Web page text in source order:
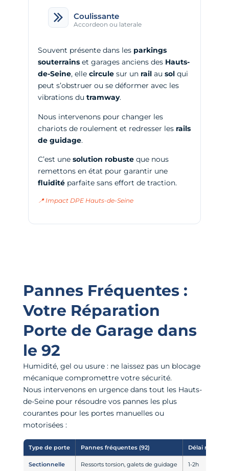
Coulissante
Accordeon ou laterale
Souvent présente dans les parkings
souterrainset garages anciens des Hauts-
de-Seine, elle circulesur un railau solqui
peut s’obstruer ou se déformer avec les
vibrations du tramway.
Nous intervenons pour changer les
chariots de roulement et redresser les rails
de guidage.
C’est unesolution robusteque nous
remettons en état pour garantir une
fluiditéparfaite sans effort de traction.
📍 Impact DPE Hauts-de-Seine
Pannes Fréquentes :
Votre Réparation
Porte de Garage dans
le 92
Humidité, gel ou usure : ne laissez pas un blocage
mécanique compromettre votre sécurité.
Nous intervenons en urgence dans tout les Hauts-
de-Seine pour résoudre vos pannes les plus
courantes pour les portes manuelles ou
motorisées :
Type de porte Pannes fréquentes (92) Délai moyen
Sectionnelle Ressorts torsion, galets de guidage 1-2h